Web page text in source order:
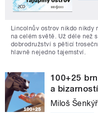
Lincolnův ostrov nikdo nikdy
na celém světě. Už déle než
dobrodružství s pěticí
hlavně nejedno tajemství.
100+25
a bizarností
Miloš